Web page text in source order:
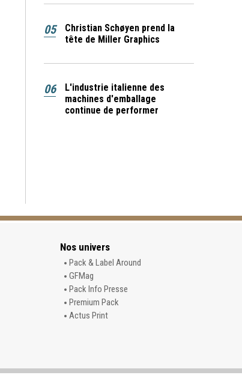
05
Christian Schøyen prend la
tête de Miller Graphics
06
L'industrie italienne des
machines d'emballage
continue de performer
Nos univers
Pack & Label Around
GFMag
Pack Info Presse
Premium Pack
Actus Print